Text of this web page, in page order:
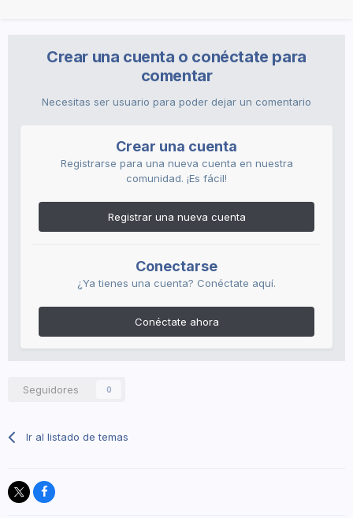
Crear una cuenta o conéctate para
comentar
Necesitas ser usuario para poder dejar un comentario
Crear una cuenta
Registrarse para una nueva cuenta en nuestra
comunidad. ¡Es fácil!
Registrar una nueva cuenta
Conectarse
¿Ya tienes una cuenta? Conéctate aquí.
Conéctate ahora
Seguidores 0
Ir al listado de temas